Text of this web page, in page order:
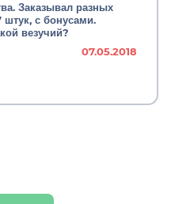
Заказывал разных
с бонусами.
везучий?
07.05.2018